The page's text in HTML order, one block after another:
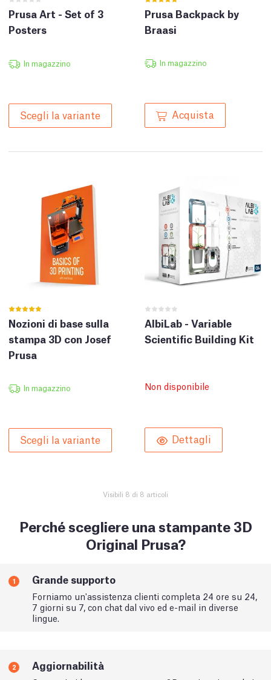
Prusa Art - Set of 3
Posters
In magazzino
Scegli la variante
Prusa Backpack by
Braasi
In magazzino
Acquista
Nozioni di base sulla
stampa 3D con Josef
Prusa
In magazzino
Scegli la variante
AlbiLab - Variable
Scientific Building Kit
Non disponibile
Dettagli
Visibili 8 di 8 articoli
Perché scegliere una stampante 3D
Original Prusa?
1 Grande supporto
Forniamo un'assistenza clienti completa 24 ore su 24,
7 giorni su 7, con chat dal vivo ed e-mail in diverse
lingue.
2 Aggiornabilità